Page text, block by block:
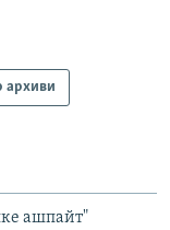
архиви
ашпайт"